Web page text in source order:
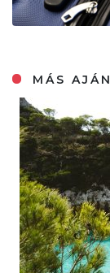
MÁS